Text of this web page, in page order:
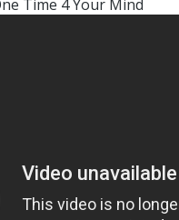
Time 4 Your Mind